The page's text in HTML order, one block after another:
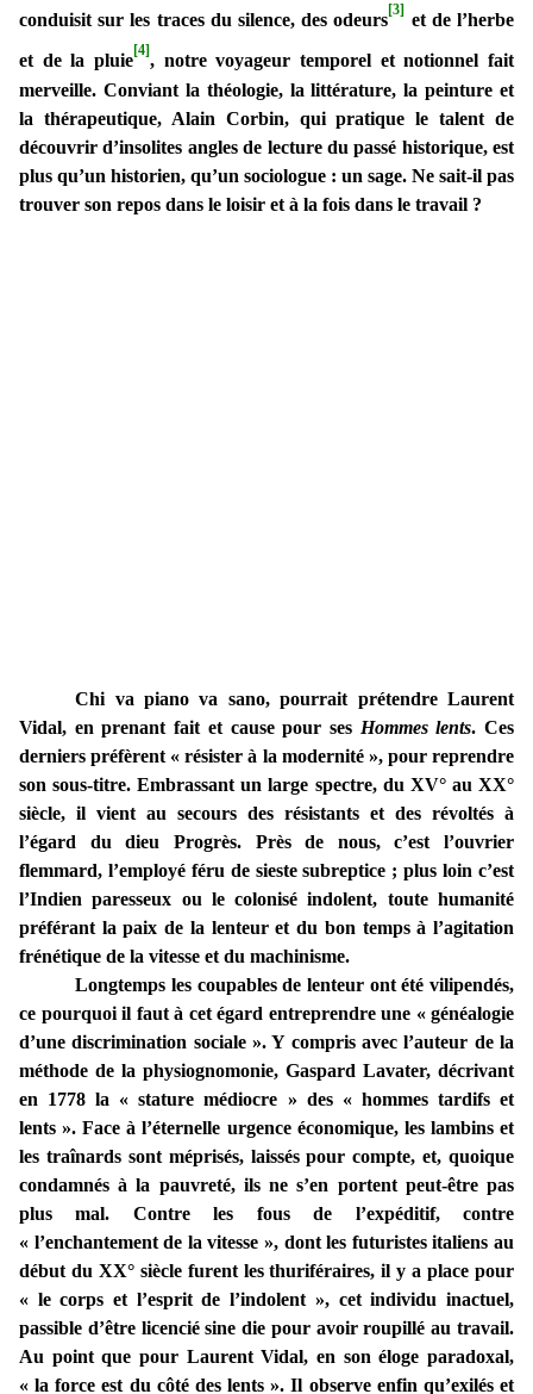
conduisit sur les traces du silence, des odeurs[3] et de l’herbe
et de la pluie[4], notre voyageur temporel et notionnel fait
merveille. Conviant la théologie, la littérature, la peinture et
la thérapeutique, Alain Corbin, qui pratique le talent de
découvrir d’insolites angles de lecture du passé historique, est
plus qu’un historien, qu’un sociologue : un sage. Ne sait-il pas
trouver son repos dans le loisir et à la fois dans le travail ?
Chi va piano va sano, pourrait prétendre Laurent
Vidal, en prenant fait et cause pour ses Hommes lents. Ces
derniers préfèrent « résister à la modernité », pour reprendre
son sous-titre. Embrassant un large spectre, du XV° au XX°
siècle, il vient au secours des résistants et des révoltés à
l’égard du dieu Progrès. Près de nous, c’est l’ouvrier
flemmard, l’employé féru de sieste subreptice ; plus loin c’est
l’Indien paresseux ou le colonisé indolent, toute humanité
préférant la paix de la lenteur et du bon temps à l’agitation
frénétique de la vitesse et du machinisme.
Longtemps les coupables de lenteur ont été vilipendés,
ce pourquoi il faut à cet égard entreprendre une « généalogie
d’une discrimination sociale ». Y compris avec l’auteur de la
méthode de la physiognomonie, Gaspard Lavater, décrivant
en 1778 la « stature médiocre » des « hommes tardifs et
lents ». Face à l’éternelle urgence économique, les lambins et
les traînards sont méprisés, laissés pour compte, et, quoique
condamnés à la pauvreté, ils ne s’en portent peut-être pas
plus mal. Contre les fous de l’expéditif, contre
« l’enchantement de la vitesse », dont les futuristes italiens au
début du XX° siècle furent les thuriféraires, il y a place pour
« le corps et l’esprit de l’indolent », cet individu inactuel,
passible d’être licencié sine die pour avoir roupillé au travail.
Au point que pour Laurent Vidal, en son éloge paradoxal,
« la force est du côté des lents ». Il observe enfin qu’exilés et